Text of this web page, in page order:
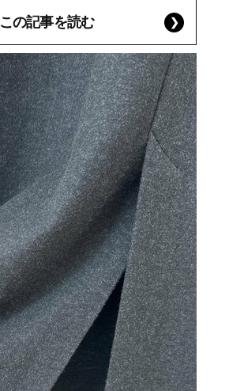
この記事を読む